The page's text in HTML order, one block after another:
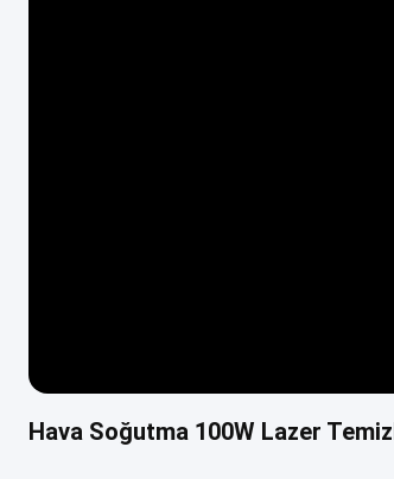
Hava Soğutma 100W Lazer